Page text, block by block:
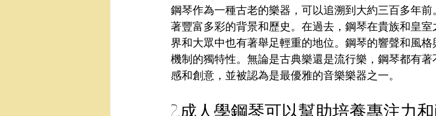
鋼琴作為一種古老的樂器，可以追溯到大約三百多年
著豐富多彩的背景和歷史。在過去，鋼琴在貴族和皇
界和大眾中也有著舉足輕重的地位。鋼琴的響聲和風
機制的獨特性。無論是古典樂還是流行樂，鋼琴都有
感和創意，並被認為是最優雅的音樂樂器之一。
2.成人學鋼琴可以幫助培養專注力